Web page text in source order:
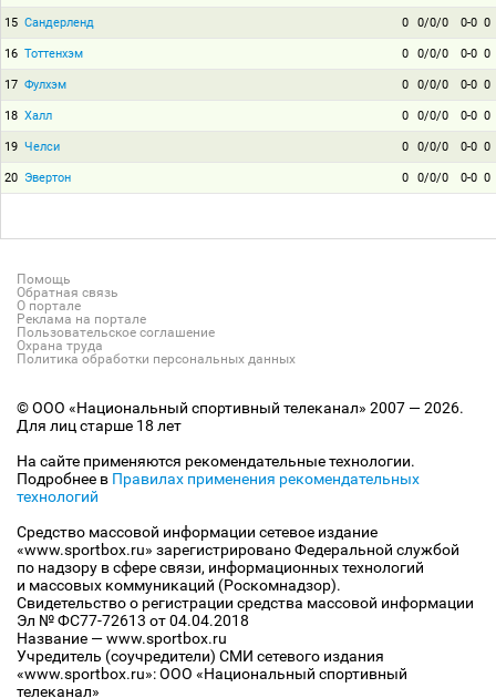
15 Сандерленд 0 0/0/0 0-0 0
16 Тоттенхэм 0 0/0/0 0-0 0
17 Фулхэм 0 0/0/0 0-0 0
18 Халл 0 0/0/0 0-0 0
19 Челси 0 0/0/0 0-0 0
20 Эвертон 0 0/0/0 0-0 0
Помощь
Обратная связь
О портале
Реклама на портале
Пользовательское соглашение
Охрана труда
Политика обработки персональных данных
© ООО «Национальный спортивный телеканал» 2007 — 2026.
Для лиц старше 18 лет
На сайте применяются рекомендательные технологии.
Подробнее в Правилах применения рекомендательных
технологий
Средство массовой информации сетевое издание
«www.sportbox.ru» зарегистрировано Федеральной службой
по надзору в сфере связи, информационных технологий
и массовых коммуникаций (Роскомнадзор).
Свидетельство о регистрации средства массовой информации
Эл № ФС77-72613 от 04.04.2018
Название — www.sportbox.ru
Учредитель (соучредители) СМИ сетевого издания
«www.sportbox.ru»: ООО «Национальный спортивный
телеканал»